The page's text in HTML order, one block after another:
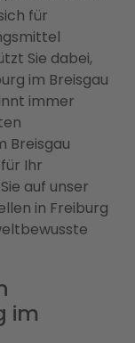
für
Sie dabei,
im Breisgau
immer
Breisgau
Ihr
auf unser
in Freiburg
im